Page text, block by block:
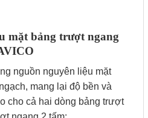
mặt bảng trượt ngang
nguồn nguyên liệu mặt
mang lại độ bền và
cho cả hai dòng bảng trượt